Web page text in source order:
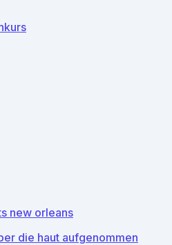
new orleans
die haut aufgenommen